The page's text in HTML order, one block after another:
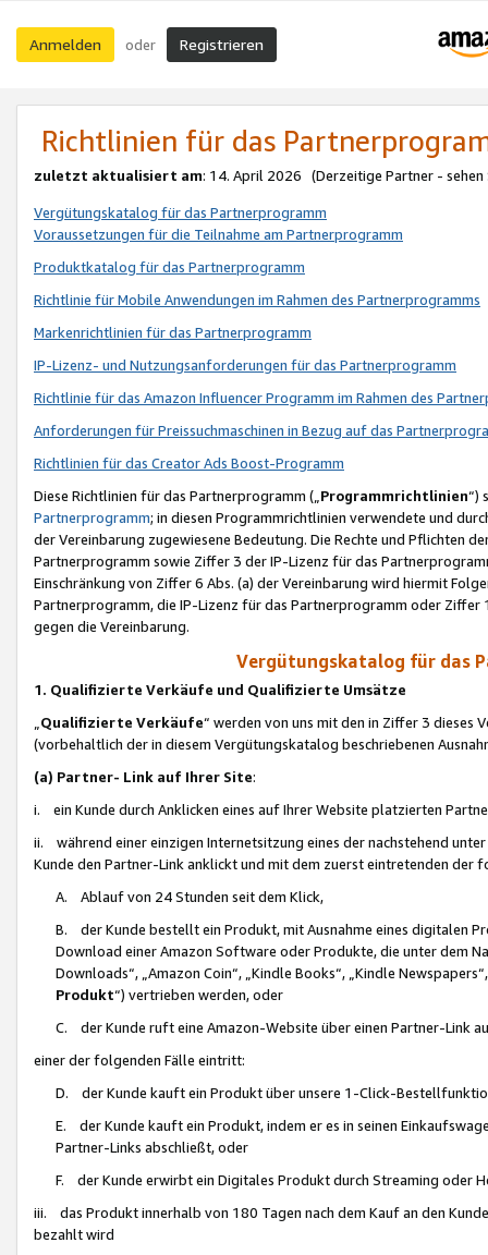
Anmelden oder Registrieren
Richtlinien für das
zuletzt aktualisiert am: 14. April 2026 (Derzeitige Partner - sehen
Vergütungskatalog für das Partnerprogramm
Voraussetzungen für die Teilnahme am Partnerprogramm
Produktkatalog für das Partnerprogramm
Richtlinie für Mobile Anwendungen im Rahmen des Partnerprogramms
Markenrichtlinien für das Partnerprogramm
IP-Lizenz- und Nutzungsanforderungen für das Partnerprogramm
Richtlinie für das Amazon Influencer Programm im Rahmen des
Anforderungen für Preissuchmaschinen in Bezug auf das
Richtlinien für das Creator Ads Boost-Programm
Diese Richtlinien für das Partnerprogramm („Programmrichtlinien“)
Partnerprogramm; in diesen Programmrichtlinien verwendete und
der Vereinbarung zugewiesene Bedeutung. Die Rechte und Pflichten
Partnerprogramm sowie Ziffer 3 der IP-Lizenz für das
Einschränkung von Ziffer 6 Abs. (a) der Vereinbarung wird hiermit
Partnerprogramm, die IP-Lizenz für das Partnerprogramm oder
gegen die Vereinbarung.
Vergütungskatalog für das
1. Qualifizierte Verkäufe und Qualifizierte Umsätze
Qualifizierte Verkäufe“ werden von uns mit den in Ziffer 3
(vorbehaltlich der in diesem Vergütungskatalog beschriebenen
(a) Partner- Link auf Ihrer Site:
i. ein Kunde durch Anklicken eines auf Ihrer Website platzierten
ii. während einer einzigen Internetsitzung eines der nachstehend
Kunde den Partner-Link anklickt und mit dem zuerst eintretenden der
A. Ablauf von 24 Stunden seit dem Klick,
B. der Kunde bestellt ein Produkt, mit Ausnahme eines digitalen
Download einer Amazon Software oder Produkte, die unter dem
Downloads“, „Amazon Coin“, „Kindle Books“, „Kindle
Produkt“) vertrieben werden, oder
C. der Kunde ruft eine Amazon-Website über einen Partner-Link
einer der folgenden Fälle eintritt:
D. der Kunde kauft ein Produkt über unsere 1-Click-
E. der Kunde kauft ein Produkt, indem er es in seinen
Partner-Links abschließt, oder
F. der Kunde erwirbt ein Digitales Produkt durch Streaming oder
iii. das Produkt innerhalb von 180 Tagen nach dem Kauf an den
bezahlt wird